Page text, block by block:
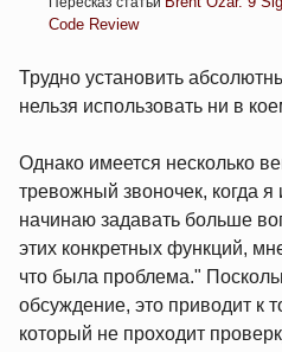
Code Review
Трудно установить
нельзя использовать ни в
Однако имеется несколько
тревожный звоночек, когда
начинаю задавать больше
этих конкретных функций,
что была проблема."
обсуждение, это приводит к
который не проходит